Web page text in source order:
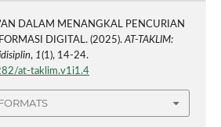
DALAM MENANGKAL PENCURIAN
DIGITAL. (2025).AT-TAKLIM:
, 1(1), 14-24.
at-taklim.v1i1.4